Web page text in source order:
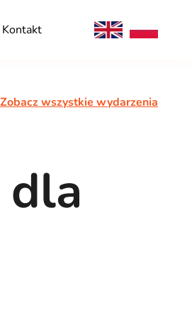
Kontakt
Zobacz wszystkie wydarzenia